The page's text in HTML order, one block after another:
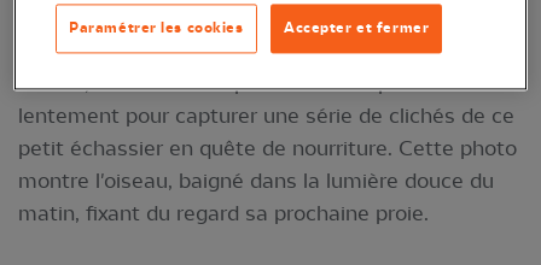
pose à proximité. Pendant cette attente, un
valeureux chevalier guignette s'est posté non loin
de moi, sur le côté du pont. J'ai alors pivoté
lentement pour capturer une série de clichés de ce
petit échassier en quête de nourriture. Cette photo
montre l'oiseau, baigné dans la lumière douce du
matin, fixant du regard sa prochaine proie.
Accepter et fermer
Paramétrer les cookies